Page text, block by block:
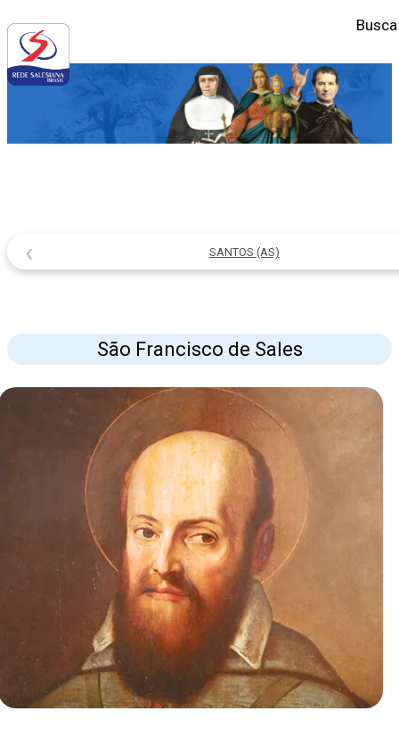
Busca
SANTOS (AS)
‹
São Francisco de Sales